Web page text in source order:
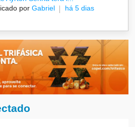
por Gabriel há 5 dias